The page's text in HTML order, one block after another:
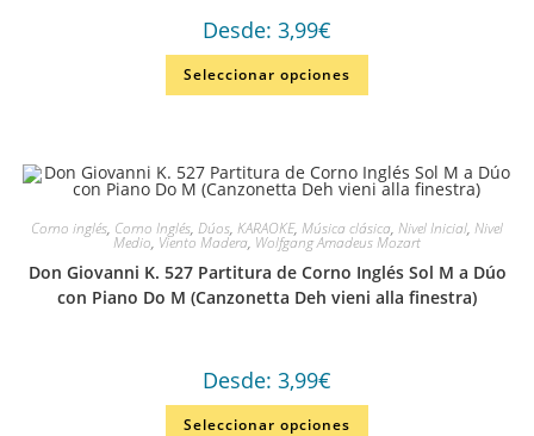
Desde: 3,99€
Seleccionar opciones
Corno inglés, Corno Inglés, Dúos, KARAOKE, Música clásica, Nivel Inicial, Nivel
Medio, Viento Madera, Wolfgang Amadeus Mozart
Don Giovanni K. 527 Partitura de Corno Inglés Sol M a Dúo
con Piano Do M (Canzonetta Deh vieni alla finestra)
Desde: 3,99€
Seleccionar opciones